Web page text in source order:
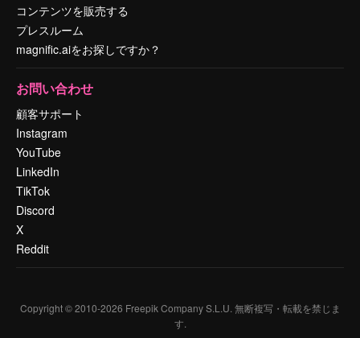
コンテンツを販売する
プレスルーム
magnific.aiをお探しですか？
お問い合わせ
顧客サポート
Instagram
YouTube
LinkedIn
TikTok
Discord
X
Reddit
Copyright © 2010-2026 Freepik Company S.L.U. 無断複写・転載を禁じま
す.